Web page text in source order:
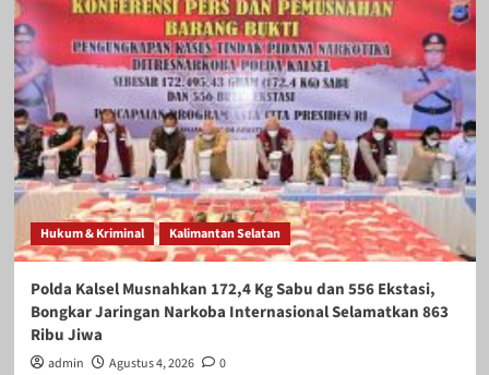
Hukum & Kriminal Kalimantan Selatan
Polda Kalsel Musnahkan 172,4 Kg Sabu dan 556 Ekstasi,
Bongkar Jaringan Narkoba Internasional Selamatkan 863
Ribu Jiwa
admin Agustus 4, 2026 0